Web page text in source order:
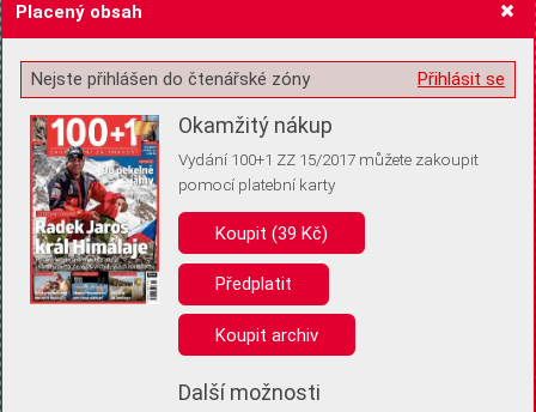
Žádost o souhlas s ukládáním volitelných informací
Pro základní fungování webu nepotřebujeme ukládat žádné informace
(tzv. cookies apod.). Rádi bychom vás ale požádali o souhlas s
uložením volitelných informací:
Anonymní unikátní ID
Díky němu příště poznáme, že se jedná o stejné zařízení, a
Identifikátor je zcela anonymní.
Placený obsah
Přihlásit se
Nejste přihlášen do čtenářské zóny
Okamžitý nákup
Vydání 100+1 ZZ 15/2017 můžete zakoupit
pomocí platební karty
Koupit (39 Kč)
Předplatit
Koupit archiv
Další možnosti